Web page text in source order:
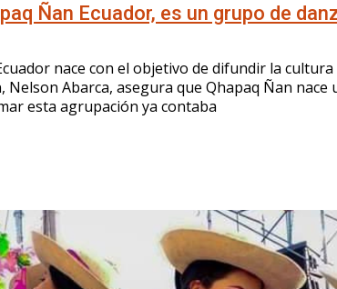
Ñan Ecuador, es un grupo de
nace con el objetivo de difundir la cultura
Abarca, asegura que Qhapaq Ñan nace
esta agrupación ya contaba